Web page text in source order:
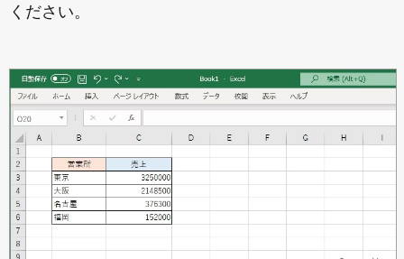
ください。